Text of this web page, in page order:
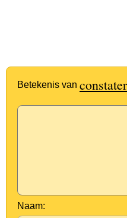
Betekenis van
Naam: